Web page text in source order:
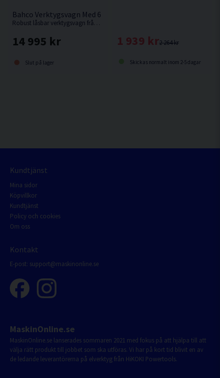
Bahco Verktygsvagn Med 6 Lådor & 216 Verktyg
Robust låsbar verktygsvagn från Bahco med 216 verktyg.
14 995 kr
Slut på lager
2 264 kr
1 939 kr
Skickas normalt inom 2-5 dagar
Kundtjänst
Mina sidor
Köpvillkor
Kundtjänst
Policy och cookies
Om oss
Kontakt
E-post: support@maskinonline.se
MaskinOnline.se
MaskinOnline.se lanserades sommaren 2021 med fokus på att hjälpa till att
välja rätt produkt till jobbet som ska utföras. Vi har på kort tid blivit en av
de ledande leverantörerna på elverktyg från HiKOKI Powertools.